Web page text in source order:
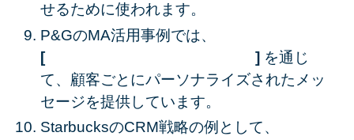
せるために使われます。
P&GのMA活用事例では、
[ ]を通じ
て、顧客ごとにパーソナライズされたメッ
セージを提供しています。
StarbucksのCRM戦略の例として、